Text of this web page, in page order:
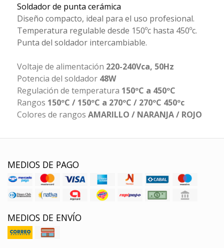
Soldador de punta cerámica
Diseño compacto, ideal para el uso profesional.
Temperatura regulable desde 150ºc hasta 450ºc.
Punta del soldador intercambiable.
Voltaje de alimentación 220-240Vca, 50Hz
Potencia del soldador 48W
Regulación de temperatura 150ºC a 450ºC
Rangos 150ºC / 150ºC a 270ºC / 270ºC 450ºc
Colores de rangos AMARILLO / NARANJA / ROJO
MEDIOS DE PAGO
MEDIOS DE ENVÍO